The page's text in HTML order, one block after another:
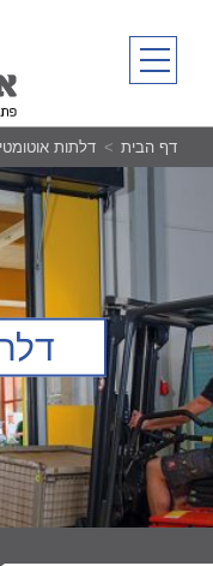
content
primary menu
דף הבית דלתות